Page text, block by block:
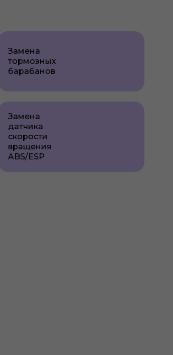
Замена
тормозных
барабанов
Замена
датчика
скорости
вращения
ABS/ESP